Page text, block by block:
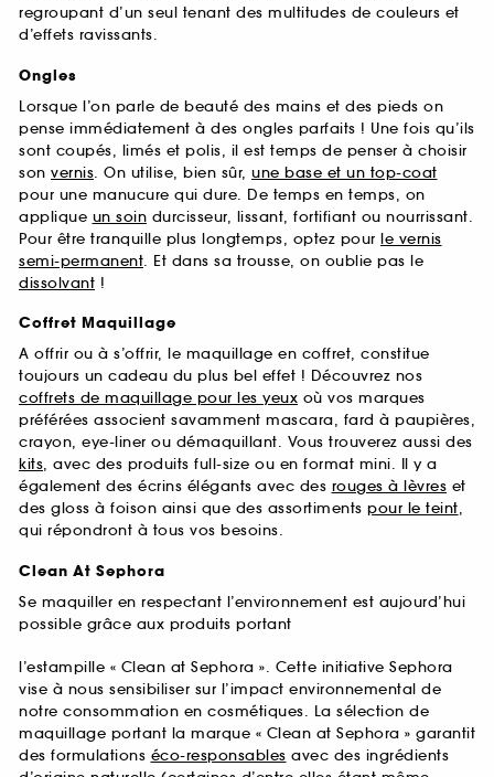
regroupant d’un seul tenant des multitudes de couleurs et
d’effets ravissants.
Ongles
Lorsque l’on parle de beauté des mains et des pieds on
pense immédiatement à des ongles parfaits ! Une fois qu’ils
sont coupés, limés et polis, il est temps de penser à choisir
son vernis. On utilise, bien sûr, une base et un top-coat
pour une manucure qui dure. De temps en temps, on
applique un soin durcisseur, lissant, fortifiant ou nourrissant.
Pour être tranquille plus longtemps, optez pour le vernis
semi-permanent. Et dans sa trousse, on oublie pas le
dissolvant !
Coffret Maquillage
A offrir ou à s’offrir, le maquillage en coffret, constitue
toujours un cadeau du plus bel effet ! Découvrez nos
coffrets de maquillage pour les yeux où vos marques
préférées associent savamment mascara, fard à paupières,
crayon, eye-liner ou démaquillant. Vous trouverez aussi des
kits, avec des produits full-size ou en format mini. Il y a
également des écrins élégants avec des rouges à lèvres et
des gloss à foison ainsi que des assortiments pour le teint,
qui répondront à tous vos besoins.
Clean At Sephora
Se maquiller en respectant l’environnement est aujourd’hui
possible grâce aux produits portant
l’estampille « Clean at Sephora ». Cette initiative Sephora
vise à nous sensibiliser sur l’impact environnemental de
notre consommation en cosmétiques. La sélection de
maquillage portant la marque « Clean at Sephora » garantit
des formulations éco-responsables avec des ingrédients